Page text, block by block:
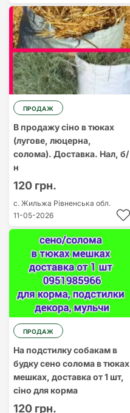
ПРОДАЖ
В продажу сіно в тюках
(лугове, люцерна,
солома). Доставка. Нал, б/
н
120 грн.
с. Жильжа Рівненська обл.
11-05-2026
ПРОДАЖ
На подстилку собакам в
будку сено солома в тюках
мешках, доставка от 1 шт,
сіно для корма
120 грн.